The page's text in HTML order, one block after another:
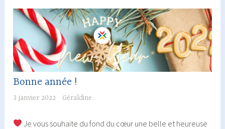
!
Bonne année !
3 janvier 2022 Géraldine
Je vous souhaite du fond du cœur une belle et heureuse